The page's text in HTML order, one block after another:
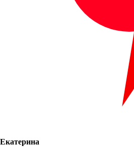
Екатерина